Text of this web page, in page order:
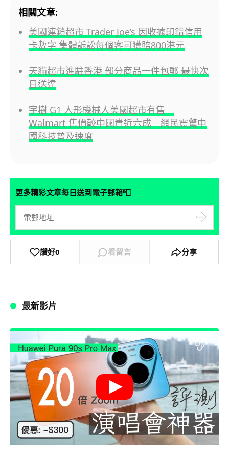
相關文章:
美國連鎖超市 Trader Joe’s 因收據印錯信用
卡數字 集體訴訟每個客可獲賠800港元
天貓超市進駐香港 部分商品一件包郵 最快次
日送達
宇樹 G1 人形機械人美國超市有售
Walmart 售價較中國貴近六成 網民震驚中
國科技普及速度
更多精彩文章每日送到電子郵箱📮
讚好0 看留言 分享
最新影片